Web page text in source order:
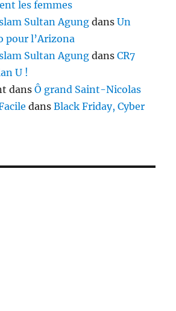
les femmes
Sultan Agung dansUn
pour l’Arizona
Sultan Agung dansCR7
U !
dansÔ grand Saint-Nicolas
dansBlack Friday, Cyber